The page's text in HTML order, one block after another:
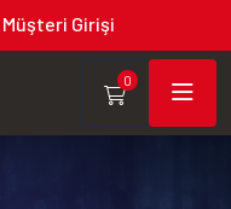
Müşteri Girişi
0